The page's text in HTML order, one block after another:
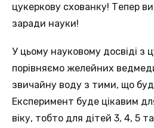
цукеркову схованку! Тепер
заради науки!
У цьому науковому досвіді з
порівняємо желейних
звичайну воду з тими, що
Експеримент буде цікавим
віку, тобто для дітей 3, 4, 5